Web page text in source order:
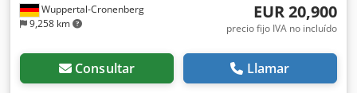
Wuppertal-Cronenberg
9,258 km
EUR 20,900
precio fijo IVA no incluído
Consultar Llamar